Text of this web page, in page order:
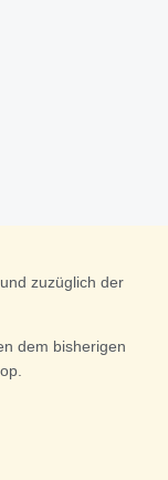
zuzüglich der
dem bisherigen